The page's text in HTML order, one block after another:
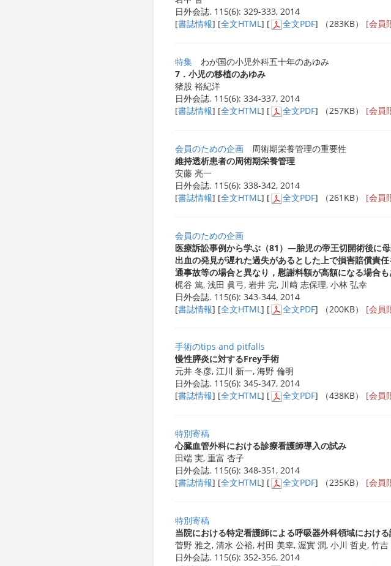
日外会誌. 115(6): 329-333, 2014
[書誌情報] [全文HTML] [ 全文PDF] （283KB） [会員
特集 わが国の小児外科五十年のあゆみ
7．小児の移植のあゆみ
猪股 裕紀洋
日外会誌. 115(6): 334-337, 2014
[書誌情報] [全文HTML] [ 全文PDF] （257KB） [会員
会員のための企画 周術期栄養管理の重要性
維持透析患者の周術期栄養管理
安藤 亮一
日外会誌. 115(6): 338-342, 2014
[書誌情報] [全文HTML ] [ 全文PDF] （261KB） [会員
会員のための企画
医療訴訟事例から学ぶ（81）―胎児の帝王切開術後に
出血の発見が遅れた過失があるとした上で損害賠償責
通事故等の場合と異なり，慰謝料額が高額になる場合
梶谷 篤, 浅田 眞弓, 岩井 完, 川﨑 志保理, 小林 弘幸
日外会誌. 115(6): 343-344, 2014
[書誌情報] [全文HTML ] [ 全文PDF] （200KB） [会員
手術のtips and pitfalls
慢性膵炎に対するFrey手術
元井 冬彦, 江川 新一, 海野 倫明
日外会誌. 115(6): 345-347, 2014
[書誌情報] [全文HTML] [ 全文PDF] （438KB） [会員
特別寄稿
心臓血管外科における診療看護師導入の試み
田端 実, 重富 杏子
日外会誌. 115(6): 348-351, 2014
[書誌情報] [全文HTML] [ 全文PDF] （235KB） [会員
特別寄稿
当院における特定看護師による呼吸器外科領域におけ
菅野 雅之, 清水 公裕, 村田 美幸, 渥實 潤, 小川 哲史, 竹吉
日外会誌. 115(6): 352-356, 2014